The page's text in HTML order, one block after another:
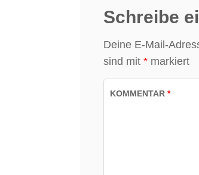
Schreibe
Deine E-Mail-
sind mit *markiert
KOMMENTAR *